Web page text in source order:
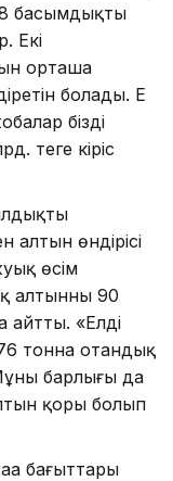
8 басымдықты
Екі
орташа
болады. Ең
біздің
теңге кіріс
алтын өндірісі
өсім
алтынның 90
айтты. «Елдің
тонна отандық
барлығы да
қоры болып
бағыттары